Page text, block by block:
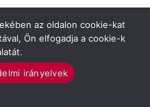
az oldalon cookie-kat
Ön elfogadja a cookie-k
irányelvek